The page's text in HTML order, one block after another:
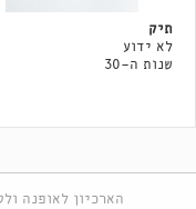
תיק
לא ידוע
שנות ה-30
הארכיון לאופנה